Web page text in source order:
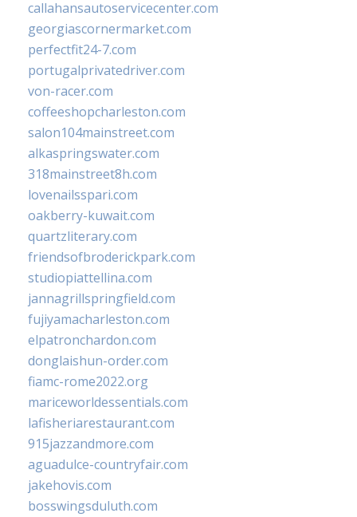
callahansautoservicecenter.com
georgiascornermarket.com
perfectfit24-7.com
portugalprivatedriver.com
von-racer.com
coffeeshopcharleston.com
salon104mainstreet.com
alkaspringswater.com
318mainstreet8h.com
lovenailsspari.com
oakberry-kuwait.com
quartzliterary.com
friendsofbroderickpark.com
studiopiattellina.com
jannagrillspringfield.com
fujiyamacharleston.com
elpatronchardon.com
donglaishun-order.com
fiamc-rome2022.org
mariceworldessentials.com
lafisheriarestaurant.com
915jazzandmore.com
aguadulce-countryfair.com
jakehovis.com
bosswingsduluth.com